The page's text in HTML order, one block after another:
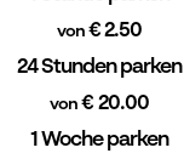
von€ 2.50
24 Stunden parken
von € 20.00
1 Woche parken